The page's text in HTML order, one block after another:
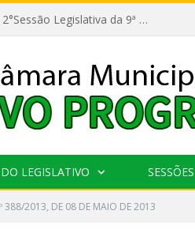
11ª Reunião Ordinária do 1° Período da 2°Sessão Legislativa da 9ª Legislatura do Poder Legislativo
LEGISLATIVO SESSÕES
388/2013, DE 08 DE MAIO DE 2013